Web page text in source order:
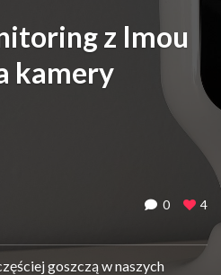
z Imou
kamery
0 4
goszczą w naszych